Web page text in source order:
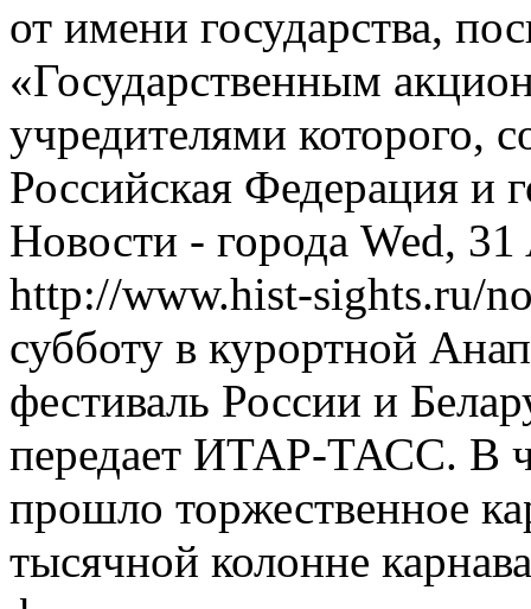
от имени государства,
«Государственным
учредителями которого,
Российская Федерация и
Новости - города Wed,
http://www.hist-sights.ru/
субботу в курортной
фестиваль России и
передает ИТАР-ТАСС. В
прошло торжественное
тысячной колонне